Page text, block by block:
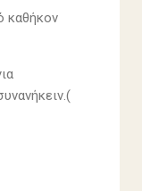
καθήκον